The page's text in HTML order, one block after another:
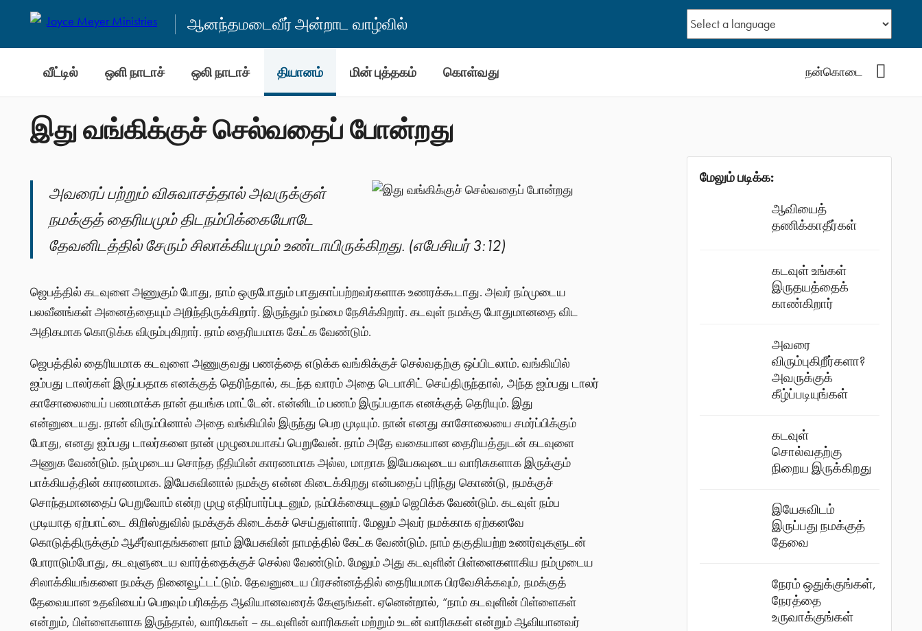
ஆனந்தமடைவீர் அன்றாட வாழ்வில்
வீட்டில் ஒளி நாடாச் ஒலி நாடாச் தியானம் மின் புத்தகம் கொள்வது நன்கொடை
இது வங்கிக்குச் செல்வதைப் போன்றது
அவரைப் பற்றும் விசுவாசத்தால் அவருக்குள்
நமக்குத் தைரியமும் திடநம்பிக்கையோடே
தேவனிடத்தில் சேரும் சிலாக்கியமும் உண்டாயிருக்கிறது. (எபேசியர் 3:12)
ஜெபத்தில் கடவுளை அணுகும் போது, நாம் ஒருபோதும் பாதுகாப்பற்றவர்களாக உணரக்கூடாது. அவர் நம்முடைய
பலவீனங்கள் அனைத்தையும் அறிந்திருக்கிறார். இருந்தும் நம்மை நேசிக்கிறார். கடவுள் நமக்கு போதுமானதை விட
அதிகமாக கொடுக்க விரும்புகிறார். நாம் தைரியமாக கேட்க வேண்டும்.
ஜெபத்தில் தைரியமாக கடவுளை அணுகுவது பணத்தை எடுக்க வங்கிக்குச் செல்வதற்கு ஒப்பிடலாம். வங்கியில்
ஐம்பது டாலர்கள் இருப்பதாக எனக்குத் தெரிந்தால், கடந்த வாரம் அதை டெபாசிட் செய்திருந்தால், அந்த ஐம்பது டாலர்
காசோலையைப் பணமாக்க நான் தயங்க மாட்டேன். என்னிடம் பணம் இருப்பதாக எனக்குத் தெரியும். இது
என்னுடையது. நான் விரும்பினால் அதை வங்கியில் இருந்து பெற முடியும். நான் எனது காசோலையை சமர்ப்பிக்கும்
போது, எனது ஐம்பது டாலர்களை நான் முழுமையாகப் பெறுவேன். நாம் அதே வகையான தைரியத்துடன் கடவுளை
அணுக வேண்டும். நம்முடைய சொந்த நீதியின் காரணமாக அல்ல, மாறாக இயேசுவுடைய வாரிசுகளாக இருக்கும்
பாக்கியத்தின் காரணமாக. இயேசுவினால் நமக்கு என்ன கிடைக்கிறது என்பதைப் புரிந்து கொண்டு, நமக்குச்
சொந்தமானதைப் பெறுவோம் என்ற முழு எதிர்பார்ப்புடனும், நம்பிக்கையுடனும் ஜெபிக்க வேண்டும். கடவுள் நம்ப
முடியாத ஏற்பாட்டை கிறிஸ்துவில் நமக்குக் கிடைக்கச் செய்துள்ளார். மேலும் அவர் நமக்காக ஏற்கனவே
கொடுத்திருக்கும் ஆசீர்வாதங்களை நாம் இயேசுவின் நாமத்தில் கேட்க வேண்டும். நாம் தகுதியற்ற உணர்வுகளுடன்
போராடும்போது, கடவுளுடைய வார்த்தைக்குச் செல்ல வேண்டும். மேலும் அது கடவுளின் பிள்ளைகளாகிய நம்முடைய
சிலாக்கியங்களை நமக்கு நினைவூட்டட்டும். தேவனுடைய பிரசன்னத்தில் தைரியமாக பிரவேசிக்கவும், நமக்குத்
தேவையான உதவியைப் பெறவும் பரிசுத்த ஆவியானவரைக் கேளுங்கள். ஏனென்றால், “நாம் கடவுளின் பிள்ளைகள்
என்றும், பிள்ளைகளாக இருந்தால், வாரிசுகள் – கடவுளின் வாரிசுகள் மற்றும் உடன் வாரிசுகள் என்றும் ஆவியானவர்
மேலும் படிக்க:
ஆவியைத்
தணிக்காதீர்கள்
கடவுள் உங்கள்
இருதயத்தைக்
காண்கிறார்
அவரை
விரும்புகிறீர்களா?
அவருக்குக்
கீழ்ப்படியுங்கள்
கடவுள்
சொல்வதற்கு
நிறைய இருக்கிறது
இயேசுவிடம்
இருப்பது நமக்குத்
தேவை
நேரம் ஒதுக்குங்கள்,
நேரத்தை
உருவாக்குங்கள்